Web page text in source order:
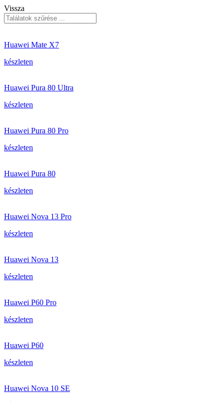
Vissza
Huawei Mate X7
készleten
Huawei Pura 80 Ultra
készleten
Huawei Pura 80 Pro
készleten
Huawei Pura 80
készleten
Huawei Nova 13 Pro
készleten
Huawei Nova 13
készleten
Huawei P60 Pro
készleten
Huawei P60
készleten
Huawei Nova 10 SE